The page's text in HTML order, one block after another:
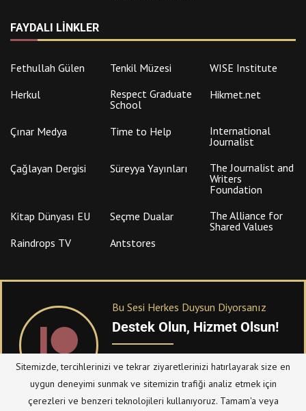
FAYDALI LINKLER
Fethullah Gülen Tenkil Müzesi
WISE Institute
Herkul
Respect Graduate
School
Hikmet.net
Çınar Medya Time to Help
International
Journalist
Çağlayan Dergisi
Süreyya Yayınları
The Journalist and
Writers
Foundation
Kitap Dünyası EU
Seçme Dualar
The Alliance for
Shared Values
Raindrops TV
Antstores
Bu Sesi Herkes Duysun Diyorsanız
Destek Olun, Hizmet Olsun!
PATREONüzerinden sitemize bağışta
bulanabilirsiniz.
Sitemizde, tercihlerinizi ve tekrar ziyaretlerinizi hatırlayarak size en
uygun deneyimi sunmak ve sitemizin trafiği analiz etmek için
çerezleri ve benzeri teknolojileri kullanıyoruz. Tamam'a veya